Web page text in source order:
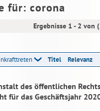
für: corona
Ergebnisse 1 - 2 von
Titel Relevanz
des öffentlichen
für das Geschäftsjahr